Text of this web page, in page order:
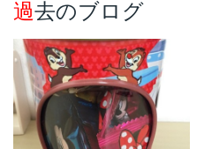
過去のブログ